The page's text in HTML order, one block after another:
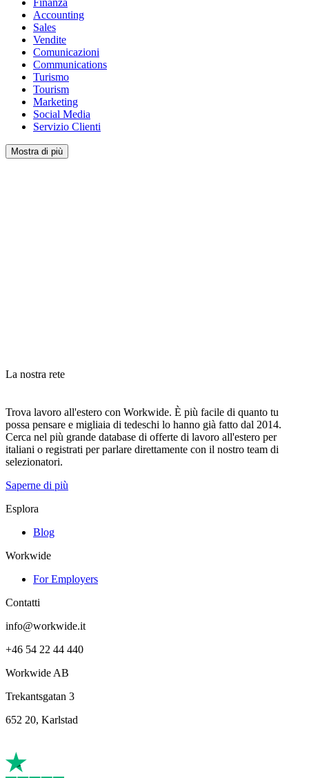
Finanza
Accounting
Sales
Vendite
Comunicazioni
Communications
Turismo
Tourism
Marketing
Social Media
Servizio Clienti
Mostra di più
La nostra rete
Trova lavoro all'estero con Workwide. È più facile di quanto tu
possa pensare e migliaia di tedeschi lo hanno già fatto dal 2014.
Cerca nel più grande database di offerte di lavoro all'estero per
italiani o registrati per parlare direttamente con il nostro team di
selezionatori.
Saperne di più
Esplora
Blog
Workwide
For Employers
Contatti
info@workwide.it
+46 54 22 44 440
Workwide AB
Trekantsgatan 3
652 20, Karlstad